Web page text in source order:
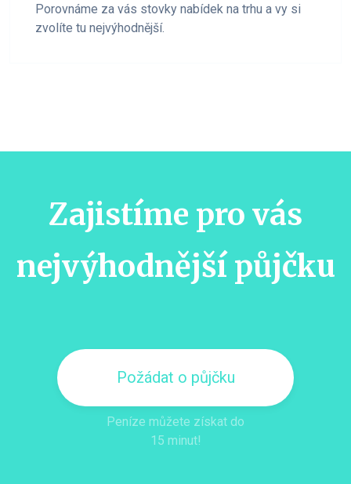
Porovnáme za vás stovky nabídek na trhu a vy si
zvolíte tu nejvýhodnější.
Zajistíme pro vás
nejvýhodnější půjčku
Požádat o půjčku
Peníze můžete získat do
15 minut!